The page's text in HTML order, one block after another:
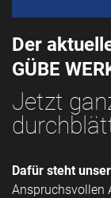
Der
GÜBE
Jetzt
Dafür steht
Anspruchsvollen